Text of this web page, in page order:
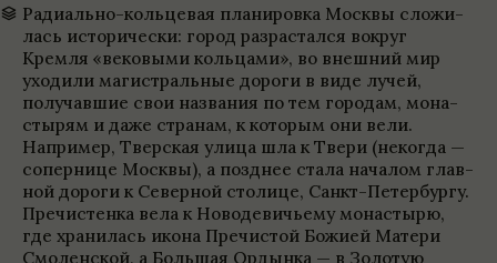
Ради­ально-кольце­вая пла­ни­ровка Москвы сложи­
лась исто­ри­че­ски: город раз­рас­тался вокруг
Кремля «веко­выми коль­цами», во внеш­ний мир
ухо­дили маги­страль­ные дороги в виде лучей,
полу­чавшие свои назва­ния по тем горо­дам, мона­
стырям и даже стра­нам, к кото­рым они вели.
Напри­мер, Твер­ская улица шла к Твери (некогда —
сопер­нице Москвы), а позд­нее стала нача­лом глав­
ной дороги к Север­ной сто­лице, Санкт-Петер­бургу.
Пре­чи­стенка вела к Ново­де­ви­чьему мона­стырю,
где хра­ни­лась икона Пре­чи­стой Божией Матери
Смо­лен­ской, а Большая Ордынка — в Золо­тую